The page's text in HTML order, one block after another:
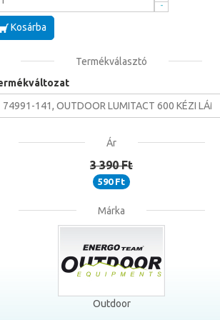
-
Kosárba
Termékválasztó
Ár
3 390 Ft
590 Ft
Márka
Outdoor